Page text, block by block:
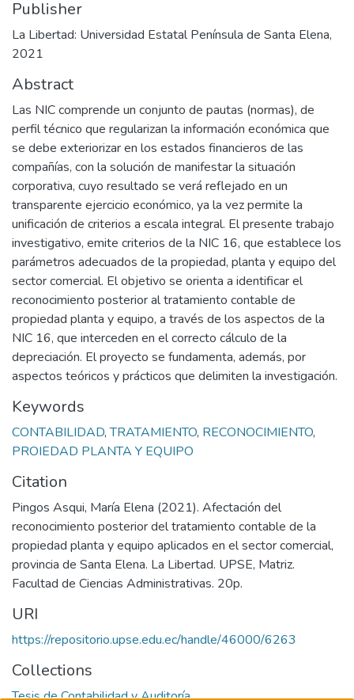
Publisher
La Libertad: Universidad Estatal Península de Santa Elena,
2021
Abstract
Las NIC comprende un conjunto de pautas (normas), de
perfil técnico que regularizan la información económica que
se debe exteriorizar en los estados financieros de las
compañías, con la solución de manifestar la situación
corporativa, cuyo resultado se verá reflejado en un
transparente ejercicio económico, ya la vez permite la
unificación de criterios a escala integral. El presente trabajo
investigativo, emite criterios de la NIC 16, que establece los
parámetros adecuados de la propiedad, planta y equipo del
sector comercial. El objetivo se orienta a identificar el
reconocimiento posterior al tratamiento contable de
propiedad planta y equipo, a través de los aspectos de la
NIC 16, que interceden en el correcto cálculo de la
depreciación. El proyecto se fundamenta, además, por
aspectos teóricos y prácticos que delimiten la investigación.
Keywords
CONTABILIDAD,TRATAMIENTO, RECONOCIMIENTO,
PROIEDAD PLANTA Y EQUIPO
Citation
Pingos Asqui, María Elena (2021). Afectación del
reconocimiento posterior del tratamiento contable de la
propiedad planta y equipo aplicados en el sector comercial,
provincia de Santa Elena. La Libertad. UPSE, Matriz.
Facultad de Ciencias Administrativas. 20p.
URI
https://repositorio.upse.edu.ec/handle/46000/6263
Collections
Tesis de Contabilidad y Auditoría